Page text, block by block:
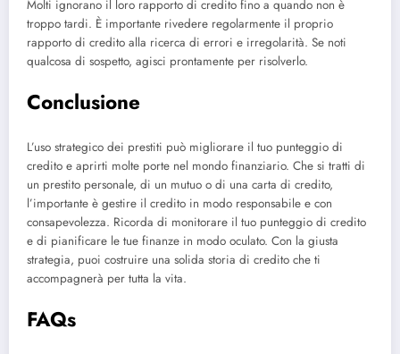
Molti ignorano il loro rapporto di credito fino a quando non è
troppo tardi. È importante rivedere regolarmente il proprio
rapporto di credito alla ricerca di errori e irregolarità. Se noti
qualcosa di sospetto, agisci prontamente per risolverlo.
Conclusione
L’uso strategico dei prestiti può migliorare il tuo punteggio di
credito e aprirti molte porte nel mondo finanziario. Che si tratti di
un prestito personale, di un mutuo o di una carta di credito,
l’importante è gestire il credito in modo responsabile e con
consapevolezza. Ricorda di monitorare il tuo punteggio di credito
e di pianificare le tue finanze in modo oculato. Con la giusta
strategia, puoi costruire una solida storia di credito che ti
accompagnerà per tutta la vita.
FAQs